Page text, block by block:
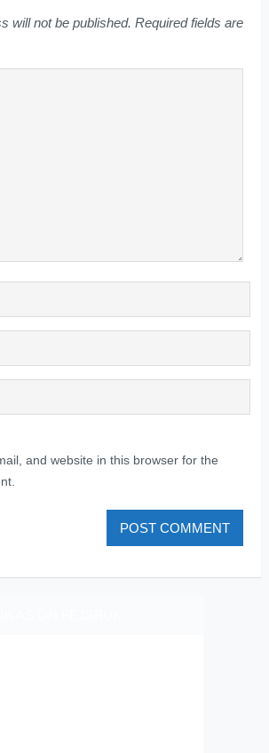
will not be published. Required fields are
and website in this browser for the